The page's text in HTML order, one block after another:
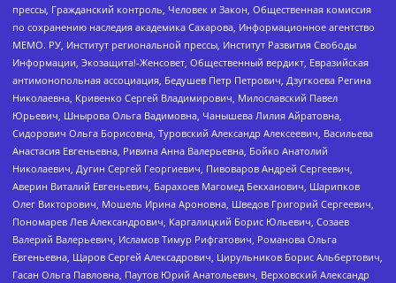
прессы, Гражданский контроль, Человек и Закон, Общественная комиссия
по сохранению наследия академика Сахарова, Информационное агентство
МЕМО. РУ, Институт региональной прессы, Институт Развития Свободы
Информации, Экозащита!-Женсовет, Общественный вердикт, Евразийская
антимонопольная ассоциация, Бедушев Петр Петрович, Дзугкоева Регина
Николаевна, Кривенко Сергей Владимирович, Милославский Павел
Юрьевич, Шнырова Ольга Вадимовна, Чанышева Лилия Айратовна,
Сидорович Ольга Борисовна, Туровский Александр Алексеевич, Васильева
Анастасия Евгеньевна, Ривина Анна Валерьевна, Бойко Анатолий
Николаевич, Дугин Сергей Георгиевич, Пивоваров Андрей Сергеевич,
Аверин Виталий Евгеньевич, Барахоев Магомед Бекханович, Шарипков
Олег Викторович, Мошель Ирина Ароновна, Шведов Григорий Сергеевич,
Пономарев Лев Александрович, Каргалицкий Борис Юльевич, Созаев
Валерий Валерьевич, Исламов Тимур Рифгатович, Романова Ольга
Евгеньевна, Щаров Сергей Алексадрович, Цирульников Борис Альбертович,
Гасан Ольга Павловна, Паутов Юрий Анатольевич, Верховский Александр